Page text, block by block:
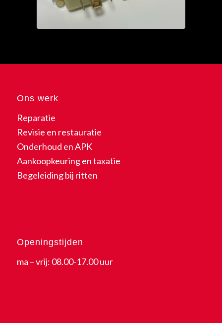
Ons werk
Reparatie
Revisie en restauratie
Onderhoud en APK
Aankoopkeuring en taxatie
Begeleiding bij ritten
Openingstijden
ma – vrij: 08.00-17.00 uur